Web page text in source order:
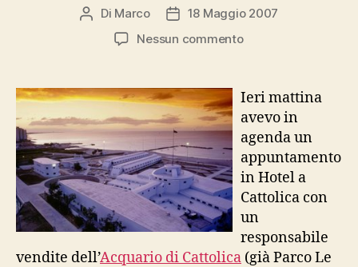
Autore
articolo
Di Marco
Data
dell'articolo
18 Maggio 2007
Nessun commentosu
Acquario
Cattolica
Ieri mattina
avevo in
agenda un
appuntamento
in Hotel a
Cattolica con
un
responsabile
vendite dell’Acquario di Cattolica (già Parco Le